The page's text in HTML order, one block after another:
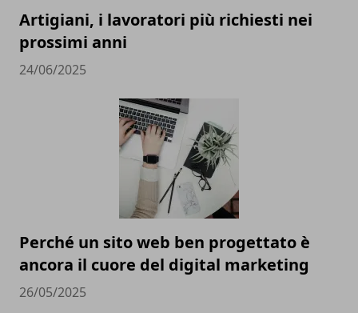
Artigiani, i lavoratori più richiesti nei
prossimi anni
24/06/2025
Perché un sito web ben progettato è
ancora il cuore del digital marketing
26/05/2025